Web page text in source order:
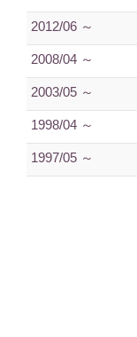
2012/06 ～
2008/04 ～
2003/05 ～
1998/04 ～
1997/05 ～